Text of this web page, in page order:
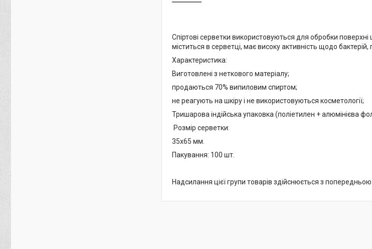
Спіртові серветки використовуються для обробки
міститься в серветці, має високу активність щодо бактерій,
Характеристика:
Виготовлені з неткового матеріалу;
продаються 70% випиловим спиртом;
не реагують на шкіру і не використовуються косметології;
Тришарова індійська упаковка (поліетилен + алюмінієва
Розмір серветки:
35х65 мм.
Пакування: 100 шт.
Надсилання цієї групи товарів здійснюється з